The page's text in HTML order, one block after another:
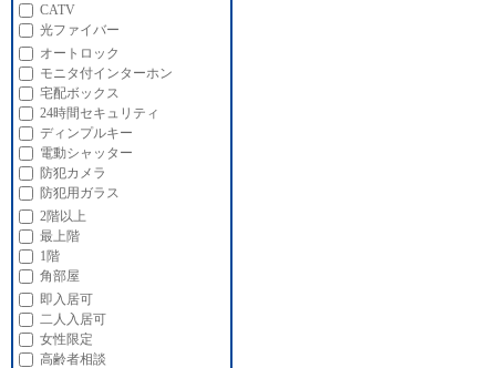
CATV
光ファイバー
オートロック
モニタ付インターホン
宅配ボックス
24時間セキュリティ
ディンプルキー
電動シャッター
防犯カメラ
防犯用ガラス
2階以上
最上階
1階
角部屋
即入居可
二人入居可
女性限定
高齢者相談